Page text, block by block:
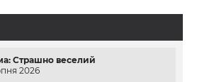
Страшно веселий
2026